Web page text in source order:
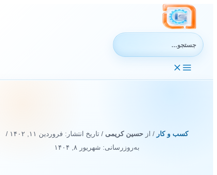
جستجوی:
کسب و کار/ از حسین کریمی / تاریخ انتشار: فروردین ۱۱, ۱۴۰۲
/
به‌روزرسانی: شهریور ۸, ۱۴۰۴